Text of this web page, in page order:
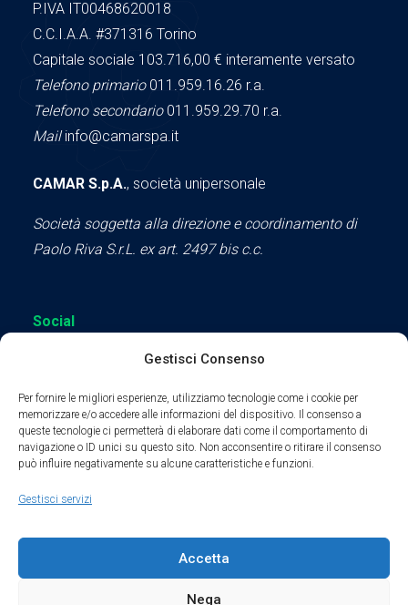
Gestisci Consenso
Per fornire le migliori esperienze, utilizziamo tecnologie come i cookie per
memorizzare e/o accedere alle informazioni del dispositivo. Il consenso a
queste tecnologie ci permetterà di elaborare dati come il comportamento di
navigazione o ID unici su questo sito. Non acconsentire o ritirare il consenso
può influire negativamente su alcune caratteristiche e funzioni.
Gestisci servizi
Accetta
Nega
P.IVA IT00468620018
C.C.I.A.A. #371316 Torino
Capitale sociale 103.716,00 € interamente versato
Telefono primario011.959.16.26 r.a.
Telefono secondario011.959.29.70 r.a.
Mailinfo@camarspa.it
CAMAR S.p.A., società unipersonale
Società soggetta alla direzione e coordinamento di
Paolo Riva S.r.L. ex art. 2497 bis c.c.
Social
Parte del sodalizio AIDAM dal 2024
Condizioni di Utilizzo